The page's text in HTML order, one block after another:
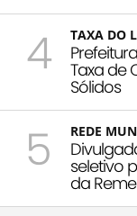
4 TAXA DO
Taxa de
Sólidos
5 REDE
seletivo
da Reme